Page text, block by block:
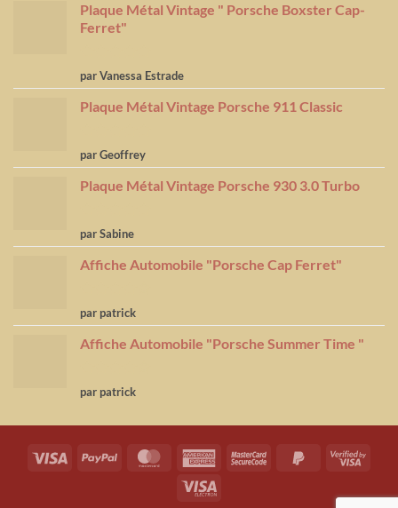
Plaque Métal Vintage " Porsche Boxster Cap-
Ferret"
Note5sur
5
par Vanessa Estrade
Plaque Métal Vintage Porsche 911 Classic
Note5sur
5
par Geoffrey
Plaque Métal Vintage Porsche 930 3.0 Turbo
Note5sur
5
par Sabine
Affiche Automobile "Porsche Cap Ferret"
Note4
sur 5
par patrick
Affiche Automobile "Porsche Summer Time "
Note4
sur 5
par patrick
Visa PayPal MasterCardAmericanMasterCardPayPal
Visa
Visa